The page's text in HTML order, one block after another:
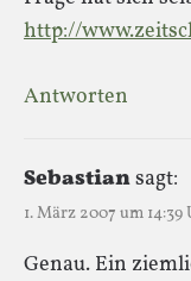
http://
Antworten
Sebastiansagt:
1. März 2007 um 14:39
Genau. Ein